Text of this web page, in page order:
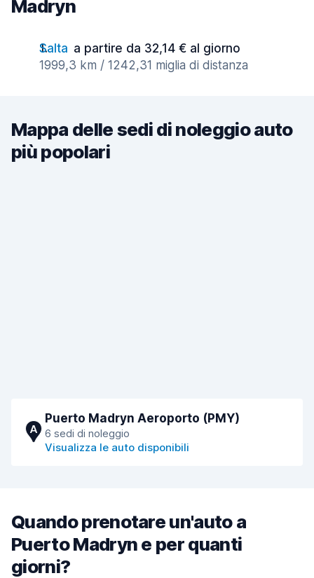
Madryn
Salta a partire da 32,14 € al giorno
1999,3 km / 1242,31 miglia di distanza
Mappa delle sedi di noleggio auto
più popolari
A
Puerto Madryn Aeroporto (PMY)
6 sedi di noleggio
Visualizza le auto disponibili
Quando prenotare un'auto a
Puerto Madryn e per quanti
giorni?